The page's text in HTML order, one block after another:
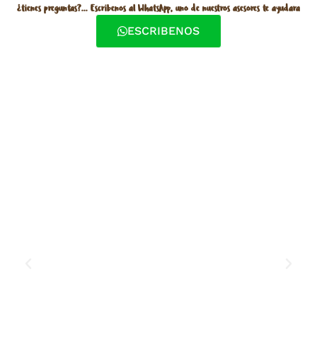
¿tienes preguntas?... Escribenos al WhatsApp, uno de nuestros asesores te ayudara
ESCRIBENOS